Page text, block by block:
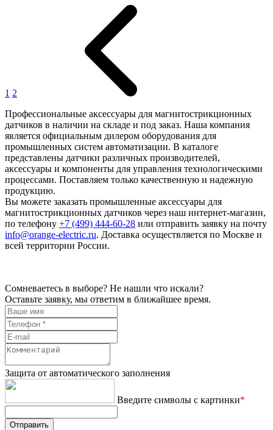
1 2
Профессиональные аксессуары для магнитострикционных
датчиков в наличии на складе и под заказ. Наша компания
является официальным дилером оборудования для
промышленных систем автоматизации. В каталоге
представлены датчики различных производителей,
аксессуары и компоненты для управления технологическими
процессами. Поставляем только качественную и надежную
продукцию.
Вы можете заказать промышленные аксессуары для
магнитострикционных датчиков через наш интернет-магазин,
по телефону +7 (499) 444-60-28 или отправить заявку на почту
info@orange-electric.ru. Доставка осуществляется по Москве и
всей территории России.
Сомневаетесь в выборе? Не нашли что искали?
Оставьте заявку, мы ответим в ближайшее время.
Защита от автоматического заполнения
Введите символы с картинки*
Отправить